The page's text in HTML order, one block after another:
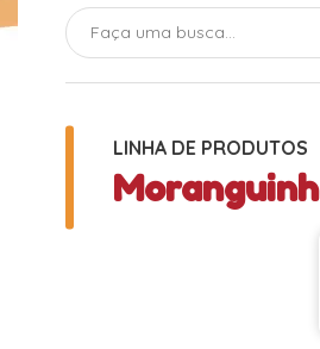
LINHA DE PRODUTOS